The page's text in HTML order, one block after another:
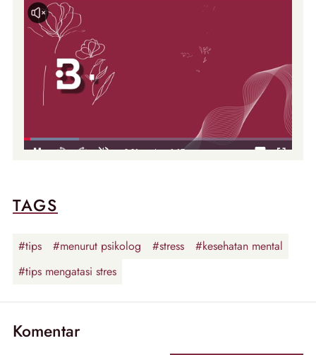
TAGS
#tips #menurut psikolog #stress
#kesehatan mental
#tips mengatasi stres
Komentar